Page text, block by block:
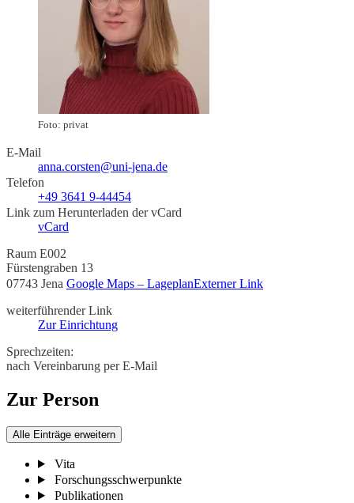
Foto: privat
E-Mail
anna.corsten@uni-jena.de
Telefon
+49 3641 9-44454
Link zum Herunterladen der vCard
vCard
Raum E002
Fürstengraben 13
07743 Jena Google Maps – LageplanExterner Link
weiterführender Link
Zur Einrichtung
Sprechzeiten:
nach Vereinbarung per E-Mail
Zur Person
Alle Einträge erweitern
Vita
Forschungsschwerpunkte
Publikationen